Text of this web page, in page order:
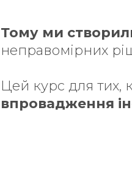
Тому ми
неправомірних
Цей курс для тих,
впровадження